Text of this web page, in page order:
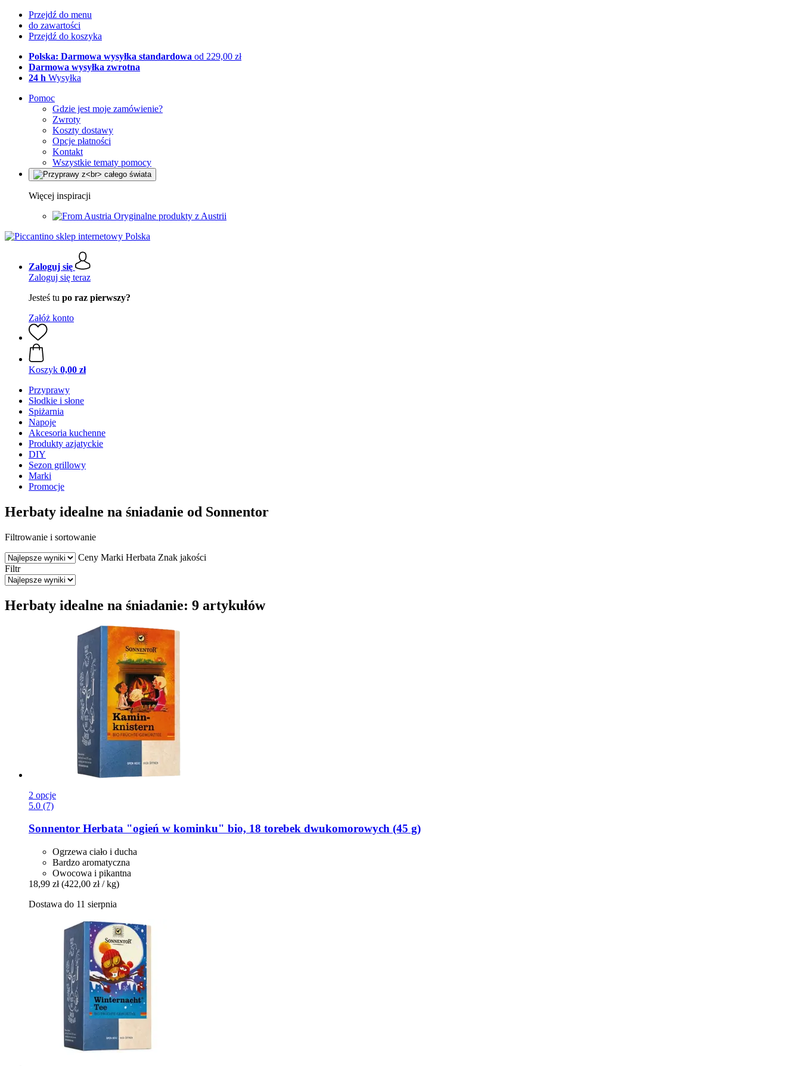
Przejdź do menu
do zawartości
Przejdź do koszyka
Polska: Darmowa wysyłka standardowa od 229,00 zł
Darmowa wysyłka zwrotna
24 h Wysyłka
Pomoc
Gdzie jest moje zamówienie?
Zwroty
Koszty dostawy
Opcje płatności
Kontakt
Wszystkie tematy pomocy
Więcej inspiracji
Oryginalne produkty z Austrii
Zaloguj się
Zaloguj się teraz
Jesteś tu po raz pierwszy?
Załóż konto
Koszyk 0,00 zł
Przyprawy
Słodkie i słone
Spiżarnia
Napoje
Akcesoria kuchenne
Produkty azjatyckie
DIY
Sezon grillowy
Marki
Promocje
Herbaty idealne na śniadanie od Sonnentor
Filtrowanie i sortowanie
Ceny Marki Herbata Znak jakości
Filtr
Herbaty idealne na śniadanie: 9 artykułów
2 opcje
5.0 (7)
Sonnentor Herbata "ogień w kominku" bio, 18 torebek dwukomorowych (45 g)
Ogrzewa ciało i ducha
Bardzo aromatyczna
Owocowa i pikantna
18,99 zł (422,00 zł / kg)
Dostawa do 11 sierpnia